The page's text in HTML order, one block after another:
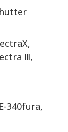
Ⅲ,
340fura,